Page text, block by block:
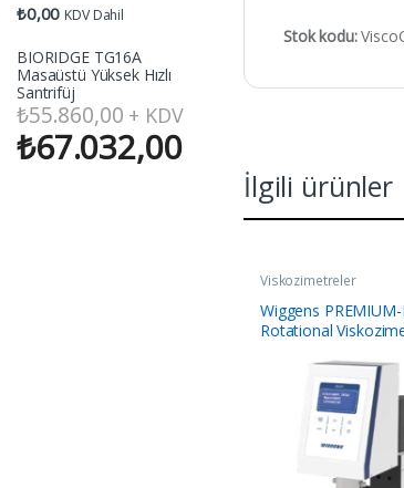
Stok kodu:
İlgili ürünler
Viskozimetreler
Wiggens
Rotational
₺0,00 KDV Dahil
BIORIDGE TG16A
Masaüstü Yüksek Hızlı
Santrifüj
₺55.860,00 + KDV
₺67.032,00